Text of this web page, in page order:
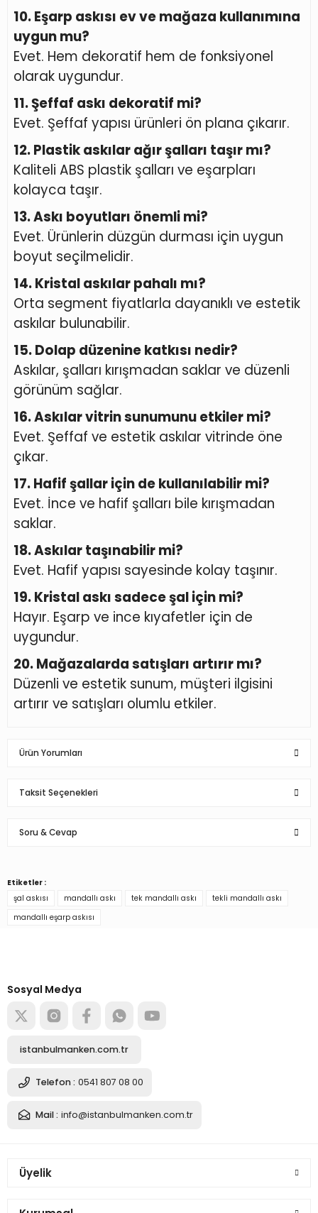
10. Eşarp askısı ev ve mağaza kullanımına
uygun mu?
Evet. Hem dekoratif hem de fonksiyonel
olarak uygundur.
11. Şeffaf askı dekoratif mi?
Evet. Şeffaf yapısı ürünleri ön plana çıkarır.
12. Plastik askılar ağır şalları taşır mı?
Kaliteli ABS plastik şalları ve eşarpları
kolayca taşır.
13. Askı boyutları önemli mi?
Evet. Ürünlerin düzgün durması için uygun
boyut seçilmelidir.
14. Kristal askılar pahalı mı?
Orta segment fiyatlarla dayanıklı ve estetik
askılar bulunabilir.
15. Dolap düzenine katkısı nedir?
Askılar, şalları kırışmadan saklar ve düzenli
görünüm sağlar.
16. Askılar vitrin sunumunu etkiler mi?
Evet. Şeffaf ve estetik askılar vitrinde öne
çıkar.
17. Hafif şallar için de kullanılabilir mi?
Evet. İnce ve hafif şalları bile kırışmadan
saklar.
18. Askılar taşınabilir mi?
Evet. Hafif yapısı sayesinde kolay taşınır.
19. Kristal askı sadece şal için mi?
Hayır. Eşarp ve ince kıyafetler için de
uygundur.
20. Mağazalarda satışları artırır mı?
Düzenli ve estetik sunum, müşteri ilgisini
artırır ve satışları olumlu etkiler.
Ürün Yorumları
Taksit Seçenekleri
Soru & Cevap
Etiketler :
şal askısı
mandallı askı tek mandallı askı
tekli mandallı askı
mandallı eşarp askısı
Sosyal Medya
istanbulmanken.com.tr
Telefon : 0541 807 08 00
Mail : info@istanbulmanken.com.tr
Üyelik